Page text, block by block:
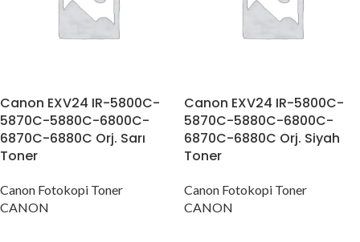
Canon EXV24 IR-5800C-
5870C-5880C-6800C-
6870C-6880C Orj. Sarı
Toner
Canon Fotokopi Toner
CANON
Canon EXV24 IR-5800C-
5870C-5880C-6800C-
6870C-6880C Orj. Siyah
Toner
Canon Fotokopi Toner
CANON